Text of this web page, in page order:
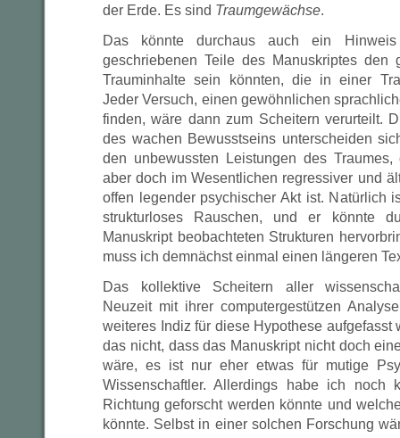
der Erde. Es sind Traumgewächse.
Das könnte durchaus auch ein
geschriebenen Teile des Manuskriptes den
Trauminhalte sein könnten, die in einer
Jeder Versuch, einen gewöhnlichen
finden, wäre dann zum Scheitern verurteilt.
des wachen Bewusstseins unterscheiden
den unbewussten Leistungen des
aber doch im Wesentlichen regressiver und
offen legender psychischer Akt ist. Natürlich
strukturloses Rauschen, und er könnte
Manuskript beobachteten Strukturen
muss ich demnächst einmal einen längeren
Das kollektive Scheitern aller
Neuzeit mit ihrer computergestützen
weiteres Indiz für diese Hypothese aufgefasst
das nicht, dass das Manuskript nicht doch
wäre, es ist nur eher etwas für mutige
Wissenschaftler. Allerdings habe ich
Richtung geforscht werden könnte und
könnte. Selbst in einer solchen Forschung